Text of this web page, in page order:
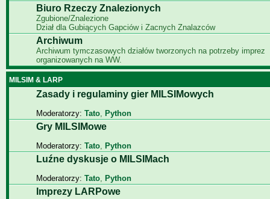
Biuro Rzeczy Znalezionych
Zgubione/Znalezione
Dział dla Gubiących Gapciów i Zacnych Znalazców
Archiwum
Archiwum tymczasowych działów tworzonych na potrzeby imprez
organizowanych na WW.
MILSIM & LARP
Zasady i regulaminy gier MILSIMowych
Moderatorzy: Tato, Python
Gry MILSIMowe
Moderatorzy: Tato, Python
Luźne dyskusje o MILSIMach
Moderatorzy: Tato, Python
Imprezy LARPowe